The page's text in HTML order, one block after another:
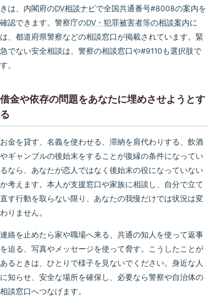
きは、内閣府のDV相談ナビで全国共通番号#8008の案内を
確認できます。警察庁のDV・犯罪被害者等の相談案内に
は、都道府県警察などの相談窓口が掲載されています。緊
急でない安全相談は、警察の相談窓口や#9110も選択肢で
す。
借金や依存の問題をあなたに埋めさせようとす
る
お金を貸す、名義を使わせる、滞納を肩代わりする、飲酒
やギャンブルの後始末をすることが復縁の条件になってい
るなら、あなたが恋人ではなく後始末の役になっていない
か考えます。本人が支援窓口や家族に相談し、自分で立て
直す行動を取らない限り、あなたの我慢だけでは状況は変
わりません。
連絡を止めたら家や職場へ来る、共通の知人を使って返事
を迫る、写真やメッセージを使って脅す。こうしたことが
あるときは、ひとりで様子を見ないでください。身近な人
に知らせ、安全な場所を確保し、必要なら警察や自治体の
相談窓口へつなげます。